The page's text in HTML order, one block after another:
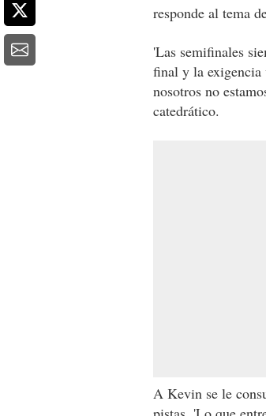
responde al tema
'Las semifinales
final y la exigencia
nosotros no
catedrático.
A Kevin se le